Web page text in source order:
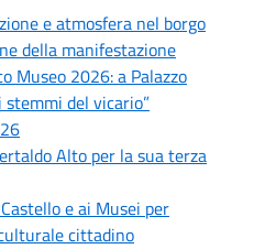
e atmosfera nel borgo
della manifestazione
Museo 2026: a Palazzo
del vicario”
Alto per la sua terza
e ai Musei per
cittadino